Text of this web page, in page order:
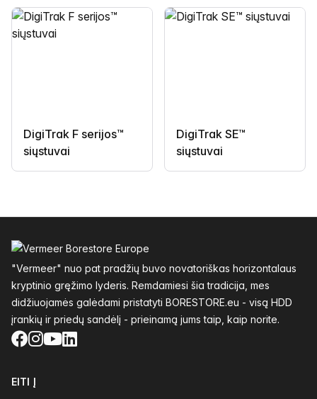
DigiTrak F serijos™
siųstuvai
DigiTrak SE™
siųstuvai
"Vermeer" nuo pat pradžių buvo novatoriškas horizontalaus
kryptinio gręžimo lyderis. Remdamiesi šia tradicija, mes
didžiuojamės galėdami pristatyti BORESTORE.eu - visą HDD
įrankių ir priedų sandėlį - prieinamą jums taip, kaip norite.
Facebook
Instagram
YouTube
LinkedIn
EITI Į